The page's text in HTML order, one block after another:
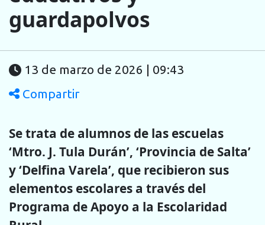
guardapolvos
13 de marzo de 2026 | 09:43
Compartir
Se trata de alumnos de las escuelas
‘Mtro. J. Tula Durán’, ‘Provincia de Salta’
y ‘Delfina Varela’, que recibieron sus
elementos escolares a través del
Programa de Apoyo a la Escolaridad